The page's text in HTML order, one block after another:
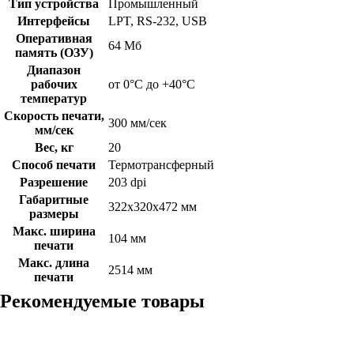
Тип устройства
Промышленный
Интерфейсы
LPT, RS-232, USB
Оперативная
память (ОЗУ)
64 Мб
Диапазон
рабочих
температур
от 0°С до +40°C
Скорость печати,
мм/сек
300 мм/сек
Вес, кг
20
Способ печати
Термотрансферный
Разрешение
203 dpi
Габаритные
размеры
322x320x472 мм
Макс. ширина
печати
104 мм
Макс. длина
печати
2514 мм
Рекомендуемые товары